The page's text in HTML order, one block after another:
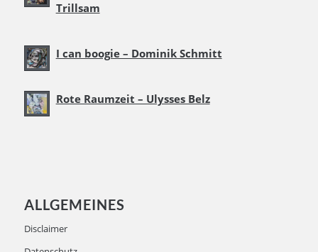
Trillsam
I can boogie – Dominik Schmitt
Rote Raumzeit – Ulysses Belz
ALLGEMEINES
Disclaimer